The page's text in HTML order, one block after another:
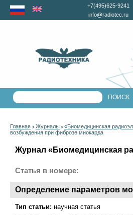
+7(495)625-9241
info@radiotec.ru
Главная > Журналы > «Биомедицинская
возбуждения при фиброзе миокарда
Журнал «Биомедицинская
Статья в номере:
Определение параметров
Тип статьи: научная статья